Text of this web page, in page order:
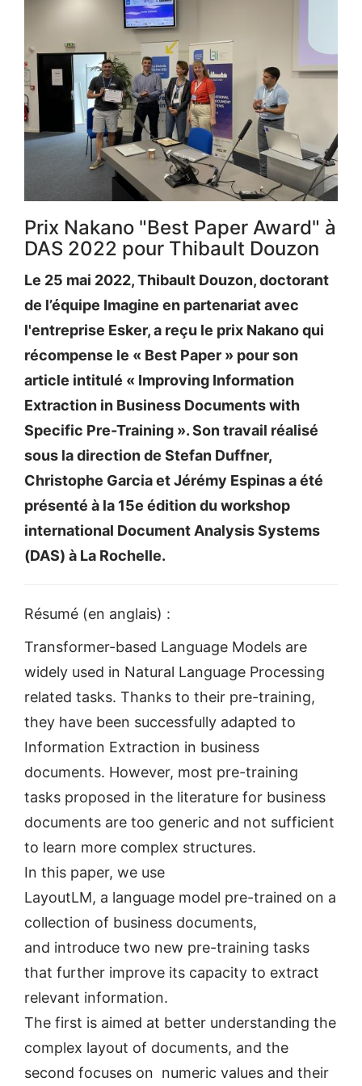
Prix Nakano "Best Paper Award" à
DAS 2022 pour Thibault Douzon
Le 25 mai 2022, Thibault Douzon, doctorant
de l’équipe Imagine en partenariat avec
l'entreprise Esker, a reçu le prix Nakano qui
récompense le « Best Paper » pour son
article intitulé « Improving Information
Extraction in Business Documents with
Specific Pre-Training ». Son travail réalisé
sous la direction de Stefan Duffner,
Christophe Garcia et Jérémy Espinas a été
présenté à la 15e édition du workshop
international Document Analysis Systems
(DAS) à La Rochelle.
Résumé (en anglais) :
Transformer-based Language Models are
widely used in Natural Language Processing
related tasks. Thanks to their pre-training,
they have been successfully adapted to
Information Extraction in business
documents. However, most pre-training
tasks proposed in the literature for business
documents are too generic and not sufficient
to learn more complex structures.
In this paper, we use
LayoutLM, a language model pre-trained on a
collection of business documents,
and introduce two new pre-training tasks
that further improve its capacity to extract
relevant information.
The first is aimed at better understanding the
complex layout of documents, and the
second focuses on numeric values and their